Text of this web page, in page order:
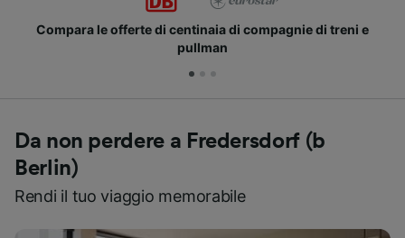
Compara le offerte di centinaia di compagnie di treni e
pullman
Da non perdere a Fredersdorf (b
Berlin)
Rendi il tuo viaggio memorabile